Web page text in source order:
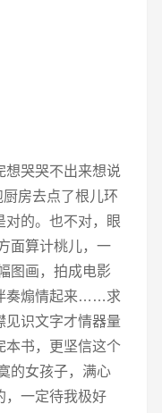
想哭哭不出来想说
房去点了根儿环
的。也不对，眼
面算计桃儿，一
图画，拍成电影
奏煽情起来……求
见识文字才情器量
书，更坚信这个
的女孩子，满心
，一定待我极好